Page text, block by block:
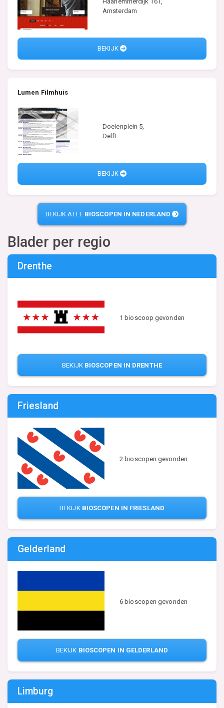
Amsterdam
BEKIJK
Lumen Filmhuis
Doelenplein 5,
Delft
BEKIJK
BEKIJK ALLE BIOSCOPEN IN NEDERLAND
Blader per regio
Drenthe
1 bioscoop gevonden
BEKIJK BIOSCOPEN IN DRENTHE
Friesland
2 bioscopen gevonden
BEKIJK BIOSCOPEN IN FRIESLAND
Gelderland
6 bioscopen gevonden
BEKIJK BIOSCOPEN IN GELDERLAND
Limburg